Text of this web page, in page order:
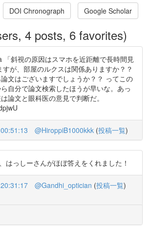
DOI Chronograph Google Scholar
4 posts, 6 favorites)
「斜視の原因はスマホを近距離で長時間見
が、部屋のルクスは関係ありますか？？
文はございますでしょうか？？ ってこの
自分で論文検索したほうが早いな。あっ
論文と眼科医の意見で判断だ。
@HiroppiB1000kkk (投稿一覧)
はっしーさんがほぼ答えをくれました！
@Gandhi_optician (投稿一覧)